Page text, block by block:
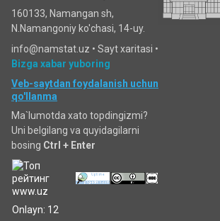
160133, Namangan sh,
N.Namangoniy ko'chasi, 14-uy.
info@namstat.uz • Sayt xaritasi •
Bizga xabar yuboring
Veb-saytdan foydalanish uchun
qo'llanma
Ma`lumotda xato topdingizmi?
Uni belgilang va quyidagilarni
bosing Ctrl + Enter
Onlayn: 12